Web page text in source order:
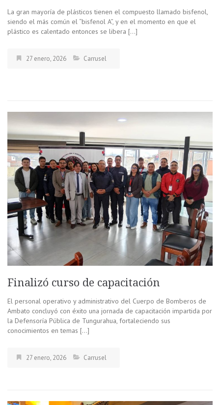
La gran mayoría de plásticos tienen el compuesto llamado bisfenol,
siendo el más común el “bisfenol A”, y en el momento en que el
plástico es calentado entonces se libera […]
27 enero, 2026 Carrusel
Finalizó curso de capacitación
El personal operativo y administrativo del Cuerpo de Bomberos de
Ambato concluyó con éxito una jornada de capacitación impartida por
la Defensoría Pública de Tungurahua, fortaleciendo sus
conocimientos en temas […]
27 enero, 2026 Carrusel